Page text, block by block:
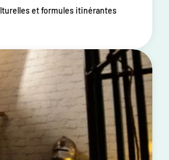
et formules itinérantes